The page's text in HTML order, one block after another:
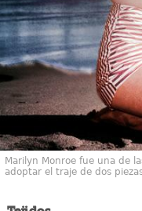
Marilyn Monroe fue una de
adoptar el traje de dos